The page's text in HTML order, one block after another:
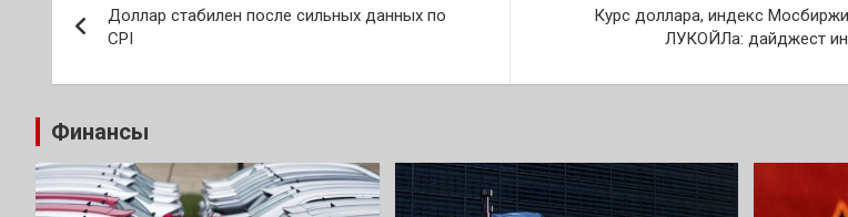
по
записям
Доллар стабилен после сильных данных по
CPI
Курс доллара, индекс
ЛУКОЙЛа: дайджест
Финансы